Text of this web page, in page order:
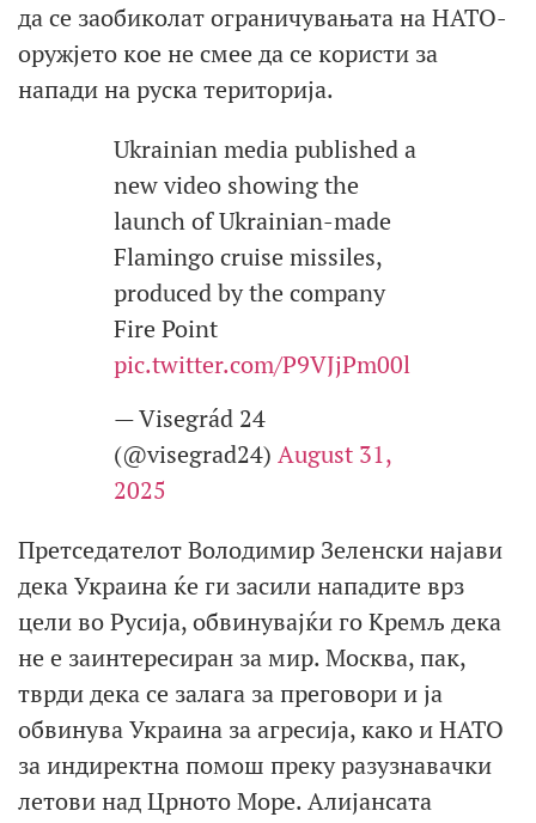
да се заобиколат ограничувањата на НАТО-
оружјето кое не смее да се користи за
напади на руска територија.
Ukrainian media published a
new video showing the
launch of Ukrainian-made
Flamingo cruise missiles,
produced by the company
Fire Point
pic.twitter.com/P9VJjPm00l
— Visegrád 24
(@visegrad24) August 31,
2025
Претседателот Володимир Зеленски најави
дека Украина ќе ги засили нападите врз
цели во Русија, обвинувајќи го Кремљ дека
не е заинтересиран за мир. Москва, пак,
тврди дека се залага за преговори и ја
обвинува Украина за агресија, како и НАТО
за индиректна помош преку разузнавачки
летови над Црното Море. Алијансата